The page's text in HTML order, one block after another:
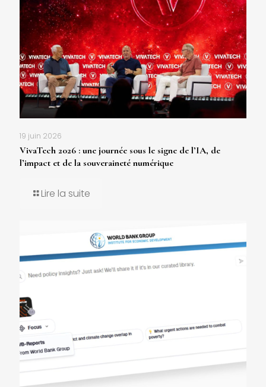
19 juin 2026
VivaTech 2026 : une journée sous le signe de l’IA, de
l’impact et de la souveraineté numérique
Lire la suite